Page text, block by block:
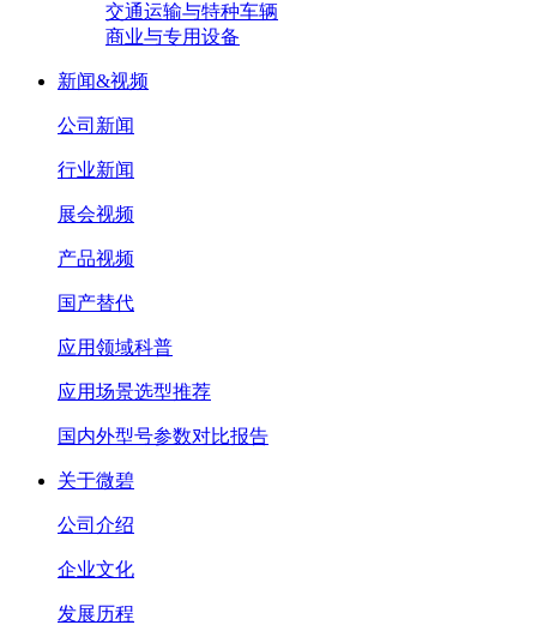
交通运输与特种车辆
商业与专用设备
新闻&视频
公司新闻
行业新闻
展会视频
产品视频
国产替代
应用领域科普
应用场景选型推荐
国内外型号参数对比报告
关于微碧
公司介绍
企业文化
发展历程